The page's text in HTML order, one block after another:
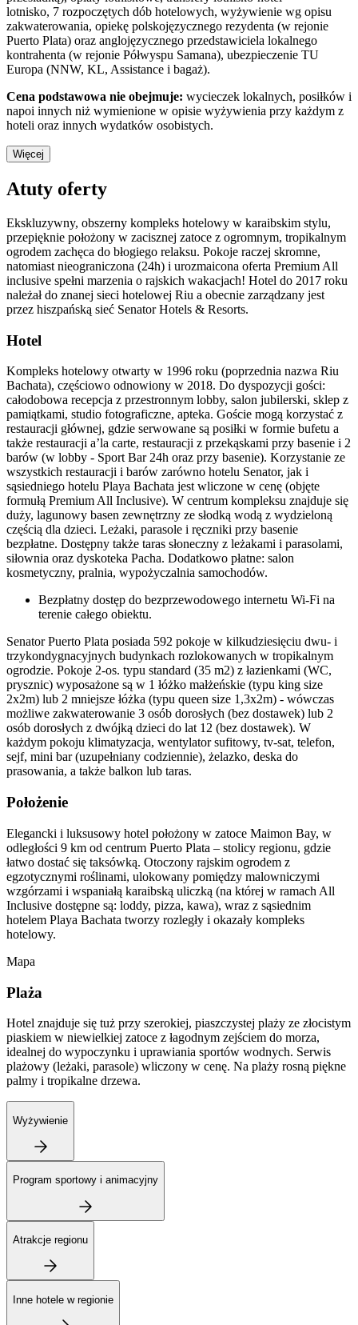
lotnisko, 7 rozpoczętych dób hotelowych, wyżywienie wg opisu
zakwaterowania, opiekę polskojęzycznego rezydenta (w rejonie
Puerto Plata) oraz anglojęzycznego przedstawiciela lokalnego
kontrahenta (w rejonie Półwyspu Samana), ubezpieczenie TU
Europa (NNW, KL, Assistance i bagaż).
Cena podstawowa nie obejmuje: wycieczek lokalnych, posiłków i
napoi innych niż wymienione w opisie wyżywienia przy każdym z
hoteli oraz innych wydatków osobistych.
Więcej
Atuty oferty
Ekskluzywny, obszerny kompleks hotelowy w karaibskim stylu,
przepięknie położony w zacisznej zatoce z ogromnym, tropikalnym
ogrodem zachęca do błogiego relaksu. Pokoje raczej skromne,
natomiast nieograniczona (24h) i urozmaicona oferta Premium All
inclusive spełni marzenia o rajskich wakacjach! Hotel do 2017 roku
należał do znanej sieci hotelowej Riu a obecnie zarządzany jest
przez hiszpańską sieć Senator Hotels & Resorts.
Hotel
Kompleks hotelowy otwarty w 1996 roku (poprzednia nazwa Riu
Bachata), częściowo odnowiony w 2018. Do dyspozycji gości:
całodobowa recepcja z przestronnym lobby, salon jubilerski, sklep z
pamiątkami, studio fotograficzne, apteka. Goście mogą korzystać z
restauracji głównej, gdzie serwowane są posiłki w formie bufetu a
także restauracji a’la carte, restauracji z przekąskami przy basenie i 2
barów (w lobby - Sport Bar 24h oraz przy basenie). Korzystanie ze
wszystkich restauracji i barów zarówno hotelu Senator, jak i
sąsiedniego hotelu Playa Bachata jest wliczone w cenę (objęte
formułą Premium All Inclusive). W centrum kompleksu znajduje się
duży, lagunowy basen zewnętrzny ze słodką wodą z wydzieloną
częścią dla dzieci. Leżaki, parasole i ręczniki przy basenie
bezpłatne. Dostępny także taras słoneczny z leżakami i parasolami,
siłownia oraz dyskoteka Pacha. Dodatkowo płatne: salon
kosmetyczny, pralnia, wypożyczalnia samochodów.
Bezpłatny dostęp do bezprzewodowego internetu Wi-Fi na
terenie całego obiektu.
Senator Puerto Plata posiada 592 pokoje w kilkudziesięciu dwu- i
trzykondygnacyjnych budynkach rozlokowanych w tropikalnym
ogrodzie. Pokoje 2-os. typu standard (35 m2) z łazienkami (WC,
prysznic) wyposażone są w 1 łóżko małżeńskie (typu king size
2x2m) lub 2 mniejsze łóżka (typu queen size 1,3x2m) - wówczas
możliwe zakwaterowanie 3 osób dorosłych (bez dostawek) lub 2
osób dorosłych z dwójką dzieci do lat 12 (bez dostawek). W
każdym pokoju klimatyzacja, wentylator sufitowy, tv-sat, telefon,
sejf, mini bar (uzupełniany codziennie), żelazko, deska do
prasowania, a także balkon lub taras.
Położenie
Elegancki i luksusowy hotel położony w zatoce Maimon Bay, w
odległości 9 km od centrum Puerto Plata – stolicy regionu, gdzie
łatwo dostać się taksówką. Otoczony rajskim ogrodem z
egzotycznymi roślinami, ulokowany pomiędzy malowniczymi
wzgórzami i wspaniałą karaibską uliczką (na której w ramach All
Inclusive dostępne są: loddy, pizza, kawa), wraz z sąsiednim
hotelem Playa Bachata tworzy rozległy i okazały kompleks
hotelowy.
Mapa
Plaża
Hotel znajduje się tuż przy szerokiej, piaszczystej plaży ze złocistym
piaskiem w niewielkiej zatoce z łagodnym zejściem do morza,
idealnej do wypoczynku i uprawiania sportów wodnych. Serwis
plażowy (leżaki, parasole) wliczony w cenę. Na plaży rosną piękne
palmy i tropikalne drzewa.
Wyżywienie
Program sportowy i animacyjny
Atrakcje regionu
Inne hotele w regionie